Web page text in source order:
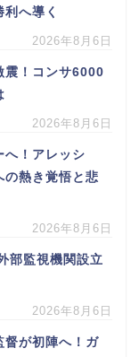
へ導く
2026年8月6日
震！コンサ6000
2026年8月6日
へ！アレッシ
の熱き覚悟と悲
2026年8月6日
部監視機関設立
2026年8月6日
督が初陣へ！ガ